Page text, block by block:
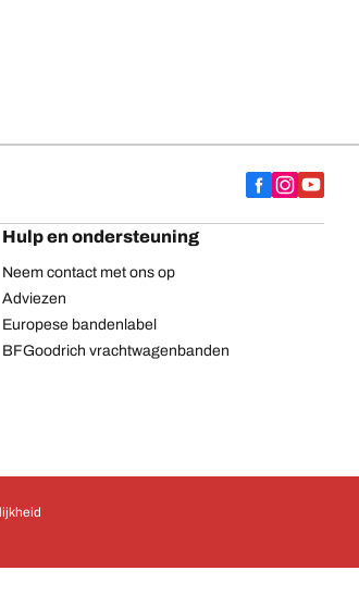
Hulp en ondersteuning
Neem contact met ons op
Adviezen
Europese bandenlabel
BFGoodrich vrachtwagenbanden